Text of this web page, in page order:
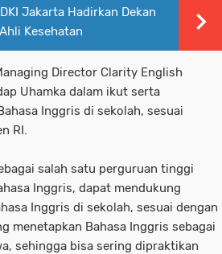
Jakarta Hadirkan Dekan
Kesehatan
Director Clarity English
Uhamka dalam ikut serta
Inggris di sekolah, sesuai
RI.
salah satu perguruan tinggi
Inggris, dapat mendukung
Inggris di sekolah, sesuai dengan
menetapkan Bahasa Inggris sebagai
sehingga bisa sering dipraktikan